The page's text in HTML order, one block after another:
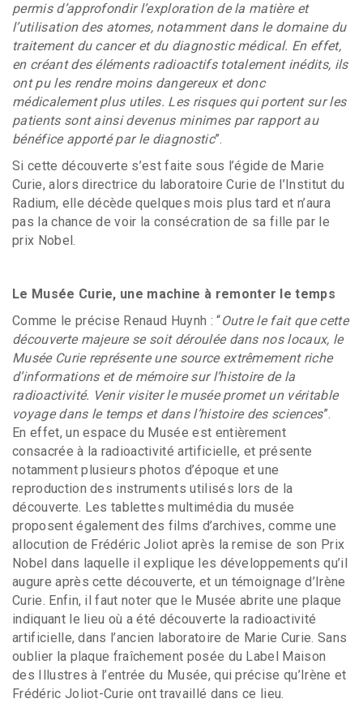
permis d’approfondir l’exploration de la matière et
l’utilisation des atomes, notamment dans le domaine du
traitement du cancer et du diagnostic médical. En effet,
en créant des éléments radioactifs totalement inédits, ils
ont pu les rendre moins dangereux et donc
médicalement plus utiles. Les risques qui portent sur les
patients sont ainsi devenus minimes par rapport au
bénéfice apporté par le diagnostic”.
Si cette découverte s’est faite sous l’égide de Marie
Curie, alors directrice du laboratoire Curie de l’Institut du
Radium, elle décède quelques mois plus tard et n’aura
pas la chance de voir la consécration de sa fille par le
prix Nobel.
Le Musée Curie, une machine à remonter le temps
Comme le précise Renaud Huynh : “Outre le fait que cette
découverte majeure se soit déroulée dans nos locaux, le
Musée Curie représente une source extrêmement riche
d’informations et de mémoire sur l’histoire de la
radioactivité. Venir visiter le musée promet un véritable
voyage dans le temps et dans l’histoire des sciences”.
En effet, un espace du Musée est entièrement
consacrée à la radioactivité artificielle, et présente
notamment plusieurs photos d’époque et une
reproduction des instruments utilisés lors de la
découverte. Les tablettes multimédia du musée
proposent également des films d’archives, comme une
allocution de Frédéric Joliot après la remise de son Prix
Nobel dans laquelle il explique les développements qu’il
augure après cette découverte, et un témoignage d’Irène
Curie. Enfin, il faut noter que le Musée abrite une plaque
indiquant le lieu où a été découverte la radioactivité
artificielle, dans l’ancien laboratoire de Marie Curie. Sans
oublier la plaque fraîchement posée du Label Maison
des Illustres à l’entrée du Musée, qui précise qu’Irène et
Frédéric Joliot-Curie ont travaillé dans ce lieu.